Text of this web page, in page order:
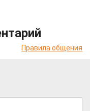
Правила общения